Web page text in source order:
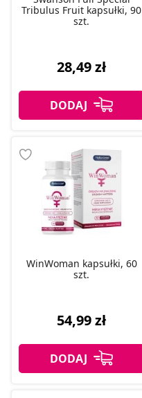
Tribulus Fruit kapsułki, 90
szt.
28,49 zł
WinWoman kapsułki, 60
szt.
54,99 zł